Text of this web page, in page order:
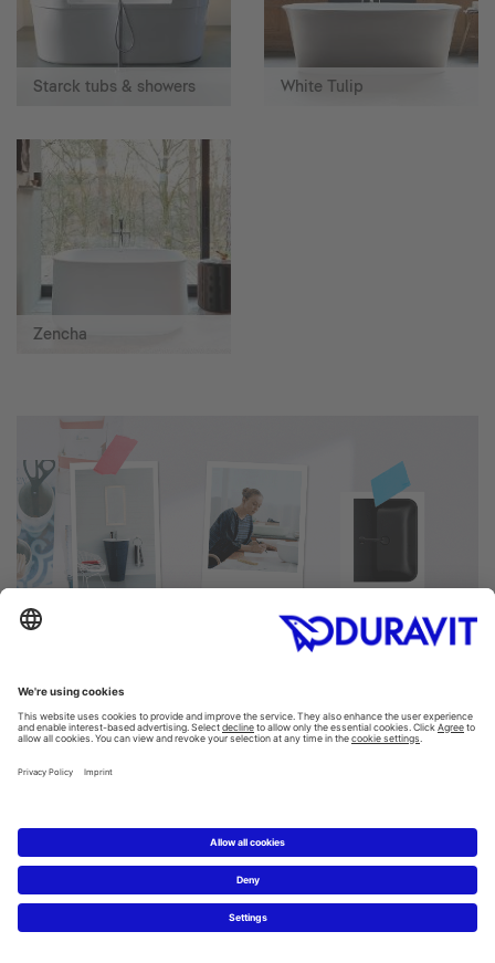
Starck tubs & showers White Tulip
Zencha
Banyonuz için harika fikirler
Duravit'in büyüleyici ve çok yönlü dünyasını keşfedin!